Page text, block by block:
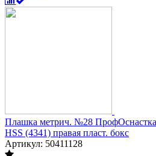
Плашка метрич. №28
HSS (4341) правая пласт. бокс
Артикул: 50411128